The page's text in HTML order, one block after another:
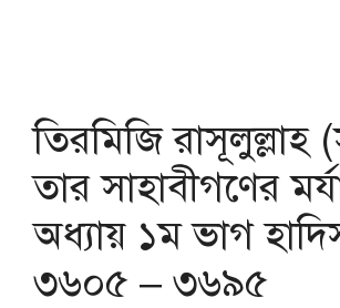
তিরমিজি রাসূলুল্লাহ
তার সাহাবীগণের
অধ্যায় ১ম ভাগ
৩৬০৫ – ৩৬৯৫